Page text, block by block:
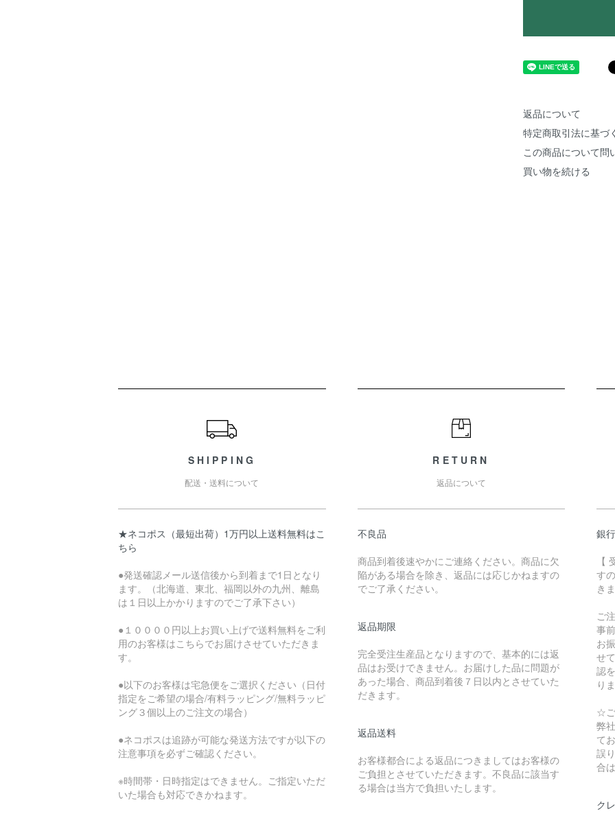
返品について
特定商取引法に基づ
この商品について問
買い物を続ける
SHIPPING
配送・送料について
★ネコポス（最短出荷）1万円以上送料無料はこ
ちら
●発送確認メール送信後から到着まで1日となり
ます。（北海道、東北、福岡以外の九州、離島
は１日以上かかりますのでご了承下さい）
●１００００円以上お買い上げで送料無料をご利
用のお客様はこちらでお届けさせていただきま
す。
●以下のお客様は宅急便をご選択ください（日付
指定をご希望の場合/有料ラッピング/無料ラッピ
ング３個以上のご注文の場合）
●ネコポスは追跡が可能な発送方法ですが以下の
注意事項を必ずご確認ください。
※時間帯・日時指定はできません。ご指定いただ
いた場合も対応できかねます。
RETURN
返品について
不良品
商品到着後速やかにご連絡ください。商品に欠
陥がある場合を除き、返品には応じかねますの
でご了承ください。
返品期限
完全受注生産品となりますので、基本的には返
品はお受けできません。お届けした品に問題が
あった場合、商品到着後７日以内とさせていた
だきます。
返品送料
お客様都合による返品につきましてはお客様の
ご負担とさせていただきます。不良品に該当す
る場合は当方で負担いたします。
銀
【
す
き
ご
事
お
せ
認
り
☆
弊
て
誤
合
ク